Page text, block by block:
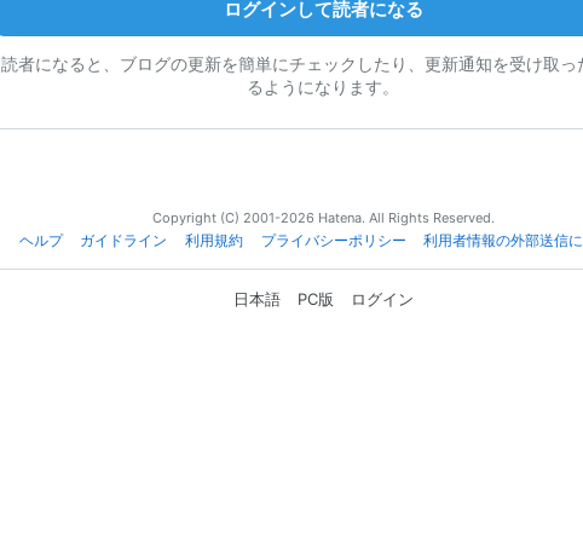
ログインして読者になる
読者になると、ブログの更新を簡単にチェックしたり、更新通知を受け取っ
るようになります。
Copyright (C) 2001-2026 Hatena. All Rights Reserved.
ヘルプ
ガイドライン 利用規約 プライバシーポリシー 利用者情報の外部送信
日本語 PC版 ログイン